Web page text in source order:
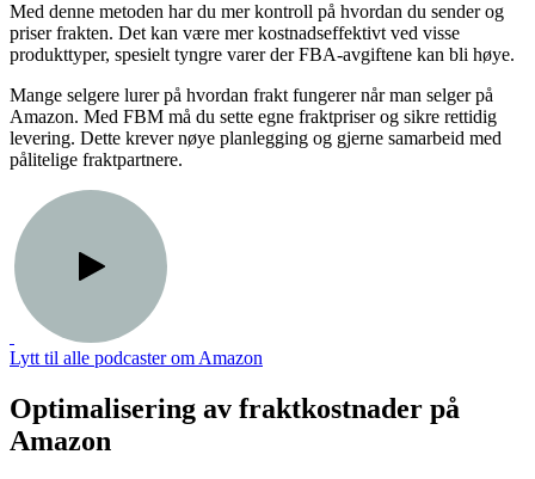
Med denne metoden har du mer kontroll på hvordan du sender og
priser frakten. Det kan være mer kostnadseffektivt ved visse
produkttyper, spesielt tyngre varer der FBA-avgiftene kan bli høye.
Mange selgere lurer på hvordan frakt fungerer når man selger på
Amazon. Med FBM må du sette egne fraktpriser og sikre rettidig
levering. Dette krever nøye planlegging og gjerne samarbeid med
pålitelige fraktpartnere.
Lytt til alle podcaster om Amazon
Optimalisering av fraktkostnader på
Amazon